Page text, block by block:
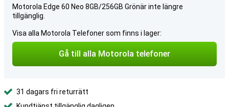
Motorola Edge 60 Neo 8GB/256GB Grönär inte längre
tillgänglig.
Visa alla Motorola Telefoner som finns i lager:
Gå till alla Motorola telefoner
31 dagars fri returrätt